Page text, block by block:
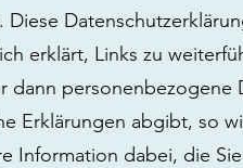
erklärt, Links zu
abgibt, so
Information dabei, die